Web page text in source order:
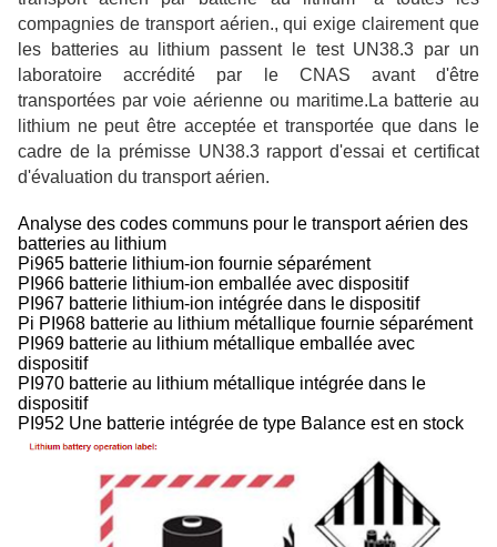
compagnies de transport aérien., qui exige clairement que
les batteries au lithium passent le test UN38.3 par un
laboratoire accrédité par le CNAS avant d'être
transportées par voie aérienne ou maritime.La batterie au
lithium ne peut être acceptée et transportée que dans le
cadre de la prémisse UN38.3 rapport d'essai et certificat
d'évaluation du transport aérien.
Analyse des codes communs pour le transport aérien des
batteries au lithium
Pi965 batterie lithium-ion fournie séparément
PI966 batterie lithium-ion emballée avec dispositif
PI967 batterie lithium-ion intégrée dans le dispositif
Pi PI968 batterie au lithium métallique fournie séparément
PI969 batterie au lithium métallique emballée avec
dispositif
PI970 batterie au lithium métallique intégrée dans le
dispositif
PI952 Une batterie intégrée de type Balance est en stock